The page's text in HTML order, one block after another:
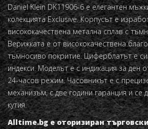
Daniel Klein DK11906-6 е елегантен
колекцията Exclusive. Корпусът е
висококачествена метална сплав с
Верижката е от висококачествена
тъмносиво покритие. Циферблатът е
индекси. Моделът е с индикация за ден
24-часов режим. Часовникът е с
механизъм, с две години гаранция и се
кутия.
Alltime.bg е оторизиран